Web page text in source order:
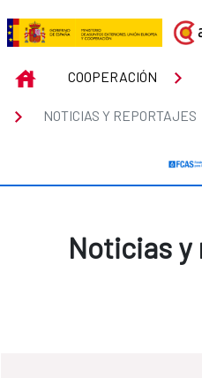
Skip to Main Content
Noticias y
INICIOCOOPERACIÓN
NOTICIAS Y REPORTAJES
Noticias